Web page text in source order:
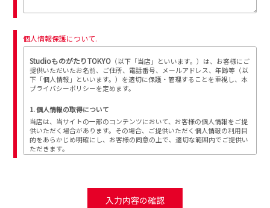
個人情報保護について.
StudioものがたりTOKYO （以下「当店」といいます。）は、お客様にご
提供いただいたお名前、ご住所、電話番号、メールアドレス、年齢等（以
下「個人情報」といいます。）を適切に保護・管理することを重視し、本
プライバシーポリシーを定めます。
1. 個人情報の取得について
当店は、当サイトの一部のコンテンツにおいて、お客様の個人情報をご提
供いただく場合があります。その場合、ご提供いただく個人情報の利用目
的をあらかじめ明確にし、お客様の同意の上で、適切な範囲内でご提供い
ただきます。
安全管理を徹底します。業務の一部として、個人情報の取り扱いを業者へ
委託する場合がありますが、秘密保持契約を結んだ上で、委託業者の監督